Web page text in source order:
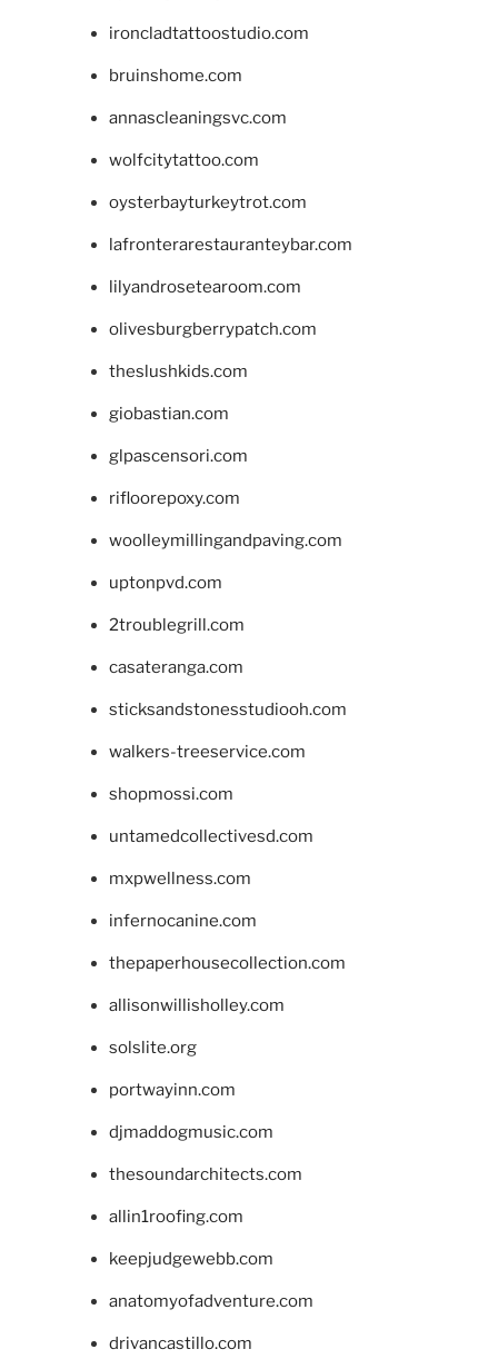
ironcladtattoostudio.com
bruinshome.com
annascleaningsvc.com
wolfcitytattoo.com
oysterbayturkeytrot.com
lafronterarestauranteybar.com
lilyandrosetearoom.com
olivesburgberrypatch.com
theslushkids.com
giobastian.com
glpascensori.com
rifloorepoxy.com
woolleymillingandpaving.com
uptonpvd.com
2troublegrill.com
casateranga.com
sticksandstonesstudiooh.com
walkers-treeservice.com
shopmossi.com
untamedcollectivesd.com
mxpwellness.com
infernocanine.com
thepaperhousecollection.com
allisonwillisholley.com
solslite.org
portwayinn.com
djmaddogmusic.com
thesoundarchitects.com
allin1roofing.com
keepjudgewebb.com
anatomyofadventure.com
drivancastillo.com